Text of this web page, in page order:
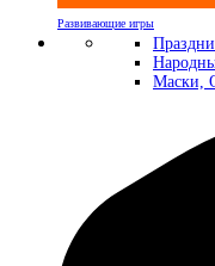
Развивающие игры
Маски,